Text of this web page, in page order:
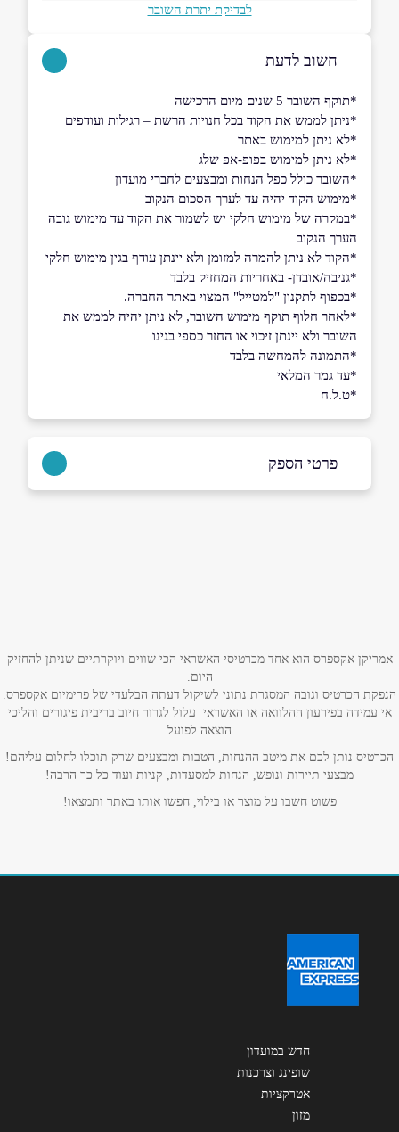
לבדיקת יתרת השובר
חשוב לדעת
*תוקף השובר 5 שנים מיום הרכישה
*ניתן לממש את הקוד בכל חנויות הרשת – רגילות ועודפים
*לא ניתן למימוש באתר
*לא ניתן למימוש בפופ-אפ שלג
*השובר כולל כפל הנחות ומבצעים לחברי מועדון
*מימוש הקוד יהיה עד לערך הסכום הנקוב
*במקרה של מימוש חלקי יש לשמור את הקוד עד מימוש גובה
הערך הנקוב
*הקוד לא ניתן להמרה למזומן ולא יינתן עודף בגין מימוש חלקי
*גניבה/אובדן- באחריות המחזיק בלבד
*בכפוף לתקנון "למטייל" המצוי באתר החברה.
*לאחר חלוף תוקף מימוש השובר, לא ניתן יהיה לממש את
השובר ולא יינתן זיכוי או החזר כספי בגינו
*התמונה להמחשה בלבד
*עד גמר המלאי
*ט.ל.ח
פרטי הספק
אימייל *
אנא חזרו אלי בקשר ל...
הודעה
אמריקן אקספרס הוא אחד מכרטיסי האשראי הכי שווים ויוקרתיים שניתן להחזיק
היום.
הנפקת הכרטיס וגובה המסגרת נתוני לשיקול דעתה הבלעדי של פרימיום אקספרס.
אי עמידה בפירעון ההלוואה או האשראי עלול לגרור חיוב בריבית פיגורים והליכי
הוצאה לפועל
הכרטיס נותן לכם את מיטב ההנחות, הטבות ומבצעים שרק תוכלו לחלום עליהם!
מבצעי תיירות ונופש, הנחות למסעדות, קניות ועוד כל כך הרבה!
פשוט חשבו על מוצר או בילוי, חפשו אותו באתר ותמצאו!
חדש במועדון
שופינג וצרכנות
אטרקציות
מזון